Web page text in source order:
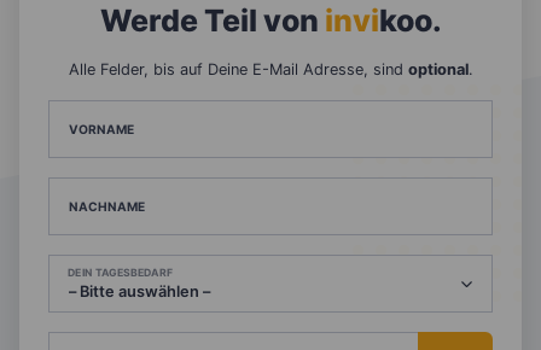
Werde Teil von invikoo.
Alle Felder, bis auf Deine E-Mail Adresse, sind optional.
VORNAME
NACHNAME
DEIN TAGESBEDARF